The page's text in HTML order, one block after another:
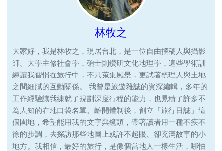
林牧之
大家好，我是林牧之，現居台北，是一位自由撰稿人與攝影
師。大學主修社會學，碩士則鑽研文化地理學，這些學術訓
練讓我習慣在旅行中，不只蒐集風景，更試著梳理人與土地
之間細膩的互動關係。 我曾是旅遊雜誌的資深編輯，多年的
工作經驗讓我練就了規劃深度行程的能力，也累積了許多不
為人知的在地口袋名單。離開體制後，創立「旅行日誌」這
個園地，希望能用我的文字與鏡頭，帶著讀者用一種不疾不
徐的步調，去探訪那些地圖上或許不起眼、卻充滿故事的小
地方。我相信，最好的旅行，是像個當地人一樣生活，哪怕